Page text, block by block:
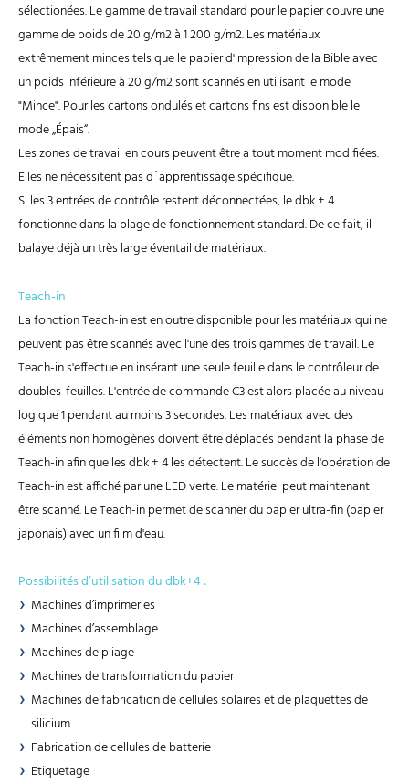
sélectionées. Le gamme de travail standard pour le papier couvre une
gamme de poids de 20 g/m2 à 1 200 g/m2. Les matériaux
extrêmement minces tels que le papier d'impression de la Bible avec
un poids inférieure à 20 g/m2 sont scannés en utilisant le mode
"Mince". Pour les cartons ondulés et cartons fins est disponible le
mode „Épais“.
Les zones de travail en cours peuvent être a tout moment modifiées.
Elles ne nécessitent pas d´apprentissage spécifique.
Si les 3 entrées de contrôle restent déconnectées, le dbk + 4
fonctionne dans la plage de fonctionnement standard. De ce fait, il
balaye déjà un très large éventail de matériaux.
Teach-in
La fonction Teach-in est en outre disponible pour les matériaux qui ne
peuvent pas être scannés avec l'une des trois gammes de travail. Le
Teach-in s'effectue en insérant une seule feuille dans le contrôleur de
doubles-feuilles. L'entrée de commande C3 est alors placée au niveau
logique 1 pendant au moins 3 secondes. Les matériaux avec des
éléments non homogènes doivent être déplacés pendant la phase de
Teach-in afin que les dbk + 4 les détectent. Le succès de l'opération de
Teach-in est affiché par une LED verte. Le matériel peut maintenant
être scanné. Le Teach-in permet de scanner du papier ultra-fin (papier
japonais) avec un film d'eau.
Possibilités d’utilisation du dbk+4 :
Machines d’imprimeries
Machines d’assemblage
Machines de pliage
Machines de transformation du papier
Machines de fabrication de cellules solaires et de plaquettes de
silicium
Fabrication de cellules de batterie
Etiquetage